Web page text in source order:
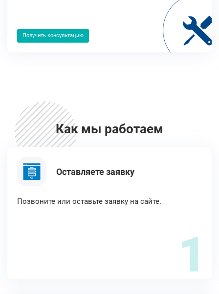
Получить консультацию
Как мы работаем
Оставляете заявку
Позвоните или оставьте заявку на сайте.
1